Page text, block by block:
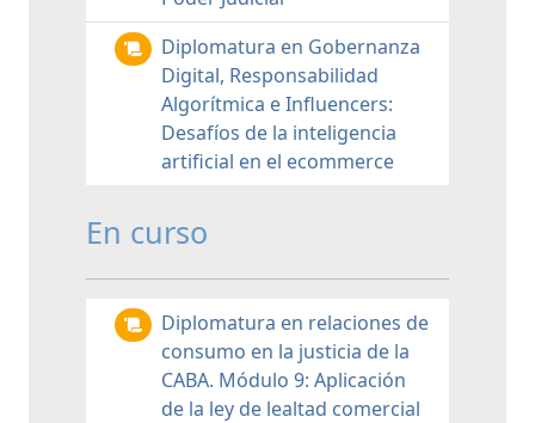
Diplomatura en Gobernanza
Digital, Responsabilidad
Algorítmica e Influencers:
Desafíos de la inteligencia
artificial en el ecommerce
En curso
Diplomatura en relaciones de
consumo en la justicia de la
CABA. Módulo 9: Aplicación
de la ley de lealtad comercial